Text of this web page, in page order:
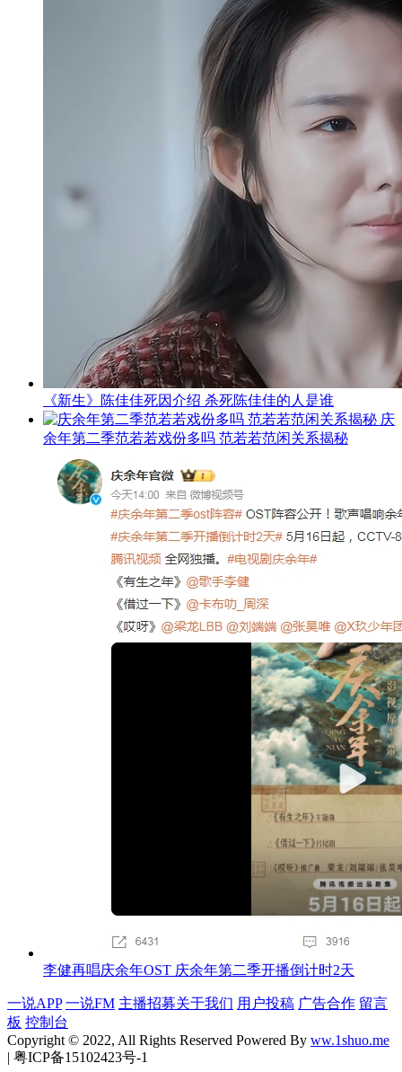
《新生》陈佳佳死因介绍 杀死陈佳佳的人是谁
庆
余年第二季范若若戏份多吗 范若若范闲关系揭秘
李健再唱庆余年OST 庆余年第二季开播倒计时2天
一说APP 一说FM 主播招募关于我们 用户投稿 广告合作 留言
板 控制台
Copyright © 2022, All Rights Reserved Powered By ww.1shuo.me
| 粤ICP备15102423号-1